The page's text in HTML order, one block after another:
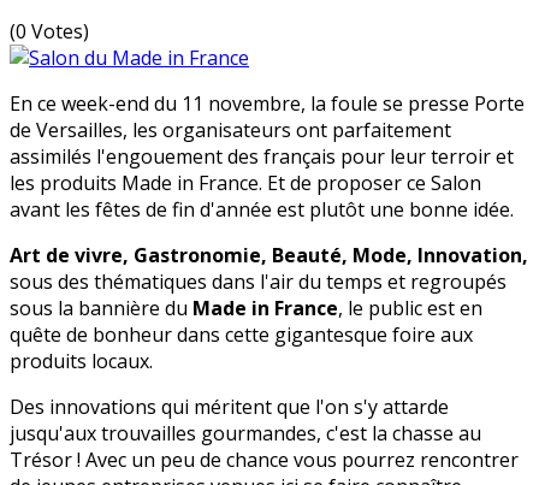
(0 Votes)
En ce week-end du 11 novembre, la foule se presse Porte
de Versailles, les organisateurs ont parfaitement
assimilés l'engouement des français pour leur terroir et
les produits Made in France. Et de proposer ce Salon
avant les fêtes de fin d'année est plutôt une bonne idée.
Art de vivre, Gastronomie, Beauté, Mode, Innovation,
sous des thématiques dans l'air du temps et regroupés
sous la bannière du Made in France, le public est en
quête de bonheur dans cette gigantesque foire aux
produits locaux.
Des innovations qui méritent que l'on s'y attarde
jusqu'aux trouvailles gourmandes, c'est la chasse au
Trésor ! Avec un peu de chance vous pourrez rencontrer